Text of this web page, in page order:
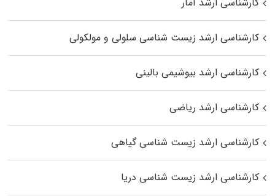
کارشناسی ارشد زیست شناسی سلولی و مولکولی
کارشناسی ارشد بیوشیمی بالینی
کارشناسی ارشد ریاضی
کارشناسی ارشد زیست‌ شناسی گیاهی
کارشناسی ارشد زیست‌ شناسی دریا